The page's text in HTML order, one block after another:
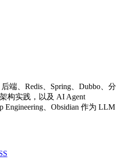
端、Redis、Spring、Dubbo、分
构实践，以及 AI Agent
Engineering、Obsidian 作为 LLM